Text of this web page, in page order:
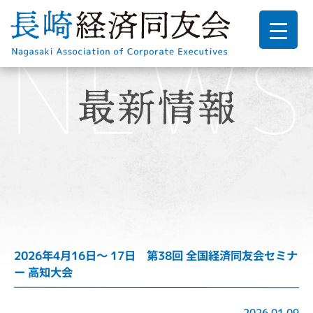
2026年4月16日～ 17日 第38回 全国経済同友会セミナ
ー 高知大会